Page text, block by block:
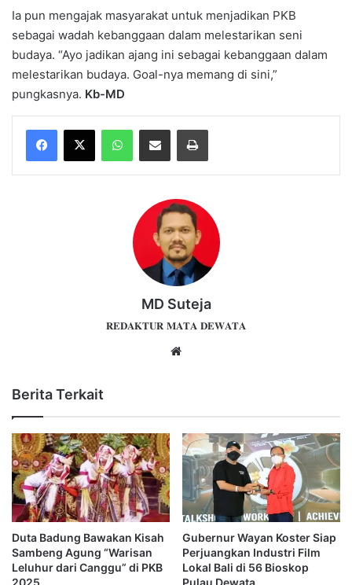
Ia pun mengajak masyarakat untuk menjadikan PKB
sebagai wadah kebanggaan dalam melestarikan seni
budaya. “Ayo jadikan ajang ini sebagai kebanggaan dalam
melestarikan budaya. Goal-nya memang di sini,”
pungkasnya. Kb-MD
WhatsAppShare via Email Print
MD Suteja
𝐑𝐄𝐃𝐀𝐊𝐓𝐔𝐑 𝐌𝐀𝐓𝐀 𝐃𝐄𝐖𝐀𝐓𝐀
Berita Terkait
Duta Badung Bawakan Kisah
Sambeng Agung “Warisan
Leluhur dari Canggu” di PKB
Gubernur Wayan Koster Siap
Perjuangkan Industri Film
Lokal Bali di 56 Bioskop